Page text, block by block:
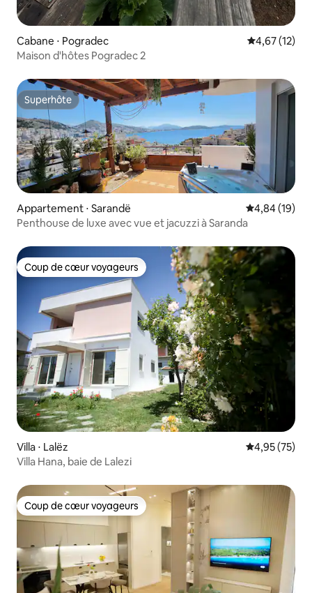
Cabane ⋅ Pogradec Évaluation
4,67 (12)
Maison d'hôtes Pogradec 2
Superhôte
Superhôte
Appartement ⋅ Sarandë Évaluation
4,84 (19)
Penthouse de luxe avec vue et jacuzzi à Saranda
Coup de cœur voyageurs
Coup de cœur voyageurs
Villa ⋅ Lalëz Évaluation
4,95 (75)
Villa Hana, baie de Lalezi
Coup de cœur voyageurs
Coup de cœur voyageurs